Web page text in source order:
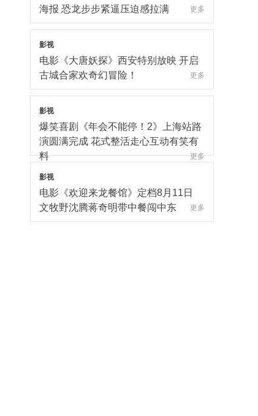
海报 恐龙步步紧逼压迫感拉满
更多
影视
电影《大唐妖探》西安特别放映 开启
古城合家欢奇幻冒险！
更多
影视
爆笑喜剧《年会不能停！2》上海站路
演圆满完成 花式整活走心互动有笑有
料
更多
影视
电影《欢迎来龙餐馆》定档8月11日
文牧野沈腾蒋奇明带中餐闯中东
更多